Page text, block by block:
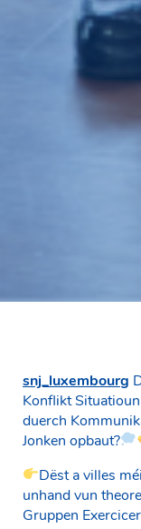
snj_luxembourg
Konflikt
duerch
Jonken opbaut?
Dëst a villes
unhand vun
Gruppen